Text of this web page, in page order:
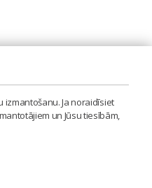
Ja noraidīsiet
un Jūsu tiesībām,